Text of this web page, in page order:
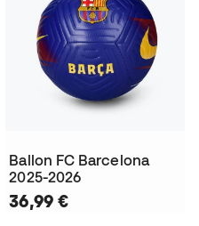
Ballon FC Barcelona
2025-2026
36,99 €